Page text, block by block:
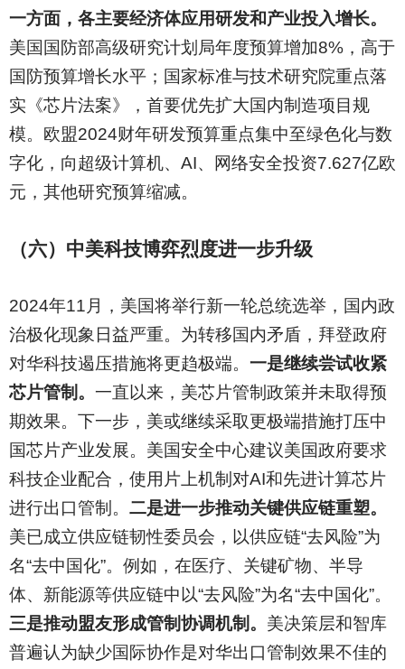
一方面，各主要经济体应用研发和产业投入增长。
美国国防部高级研究计划局年度预算增加8%，高于
国防预算增长水平；国家标准与技术研究院重点落
实《芯片法案》，首要优先扩大国内制造项目规
模。欧盟2024财年研发预算重点集中至绿色化与数
字化，向超级计算机、AI、网络安全投资7.627亿欧
元，其他研究预算缩减。
（六）中美科技博弈烈度进一步升级
2024年11月，美国将举行新一轮总统选举，国内政
治极化现象日益严重。为转移国内矛盾，拜登政府
对华科技遏压措施将更趋极端。 一是继续尝试收紧
芯片管制。 一直以来，美芯片管制政策并未取得预
期效果。下一步，美或继续采取更极端措施打压中
国芯片产业发展。美国安全中心建议美国政府要求
科技企业配合，使用片上机制对AI和先进计算芯片
进行出口管制。 二是进一步推动关键供应链重塑。
美已成立供应链韧性委员会，以供应链“去风险”为
名“去中国化”。例如，在医疗、关键矿物、半导
体、新能源等供应链中以“去风险”为名“去中国化”。
三是推动盟友形成管制协调机制。 美决策层和智库
普遍认为缺少国际协作是对华出口管制效果不佳的